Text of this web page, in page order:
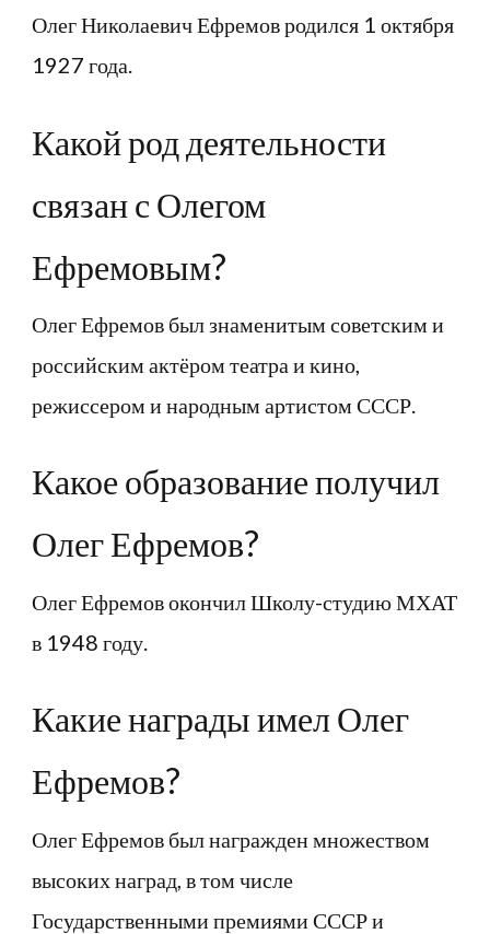
Олег Николаевич Ефремов родился 1 октября
1927 года.
Какой род деятельности
связан с Олегом
Ефремовым?
Олег Ефремов был знаменитым советским и
российским актёром театра и кино,
режиссером и народным артистом СССР.
Какое образование получил
Олег Ефремов?
Олег Ефремов окончил Школу-студию МХАТ
в 1948 году.
Какие награды имел Олег
Ефремов?
Олег Ефремов был награжден множеством
высоких наград, в том числе
Государственными премиями СССР и